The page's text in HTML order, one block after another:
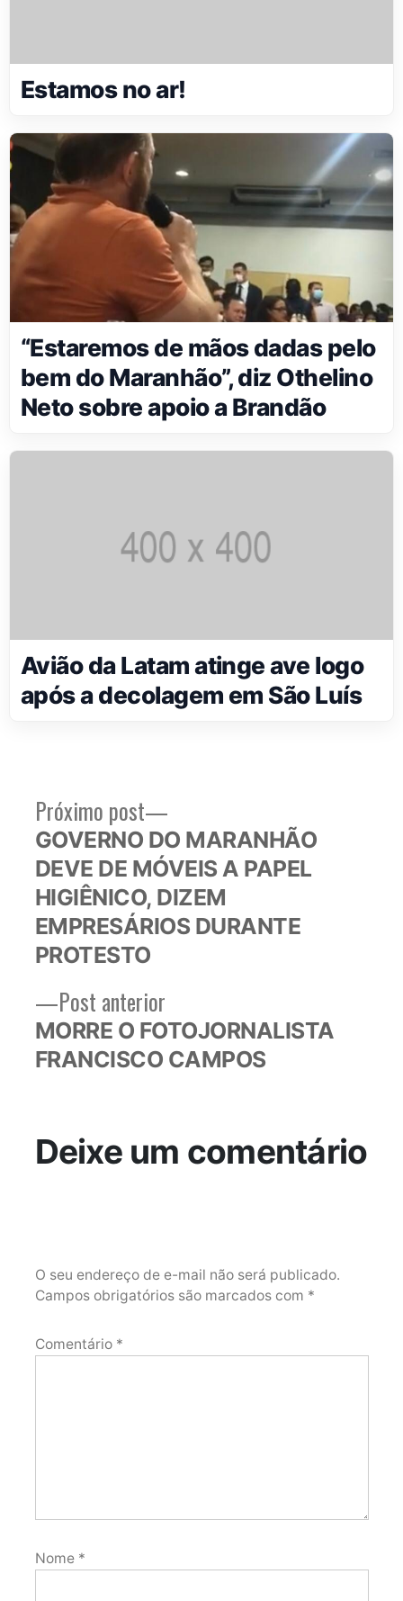
Estamos no ar!
“Estaremos de mãos dadas pelo
bem do Maranhão”, diz Othelino
Neto sobre apoio a Brandão
Avião da Latam atinge ave logo
após a decolagem em São Luís
Navegação
de
Post
Post anteriorPost
anterior:
MORRE O FOTOJORNALISTA
FRANCISCO CAMPOS
Próximo post
Próximo
post:
GOVERNO DO MARANHÃO
DEVE DE MÓVEIS A PAPEL
HIGIÊNICO, DIZEM
EMPRESÁRIOS DURANTE
PROTESTO
Deixe um comentário
O seu endereço de e-mail não será publicado.
Campos obrigatórios são marcados com *
Comentário *
Nome *